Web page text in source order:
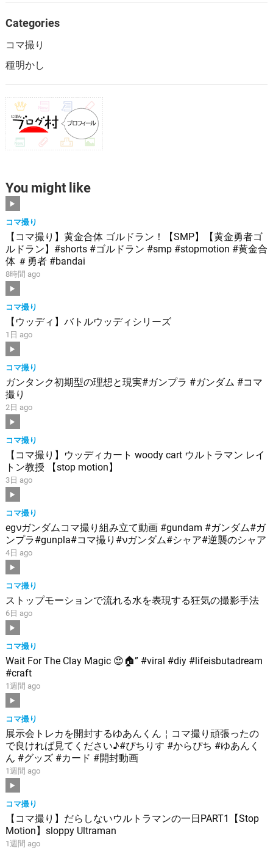
Categories
コマ撮り
種明かし
You might like
コマ撮り
【コマ撮り】黄金合体 ゴルドラン！【SMP】【黄金勇者ゴ
ルドラン】#shorts #ゴルドラン #smp #stopmotion #黄金合
体 ＃勇者 #bandai
8時間 ago
コマ撮り
【ウッディ】バトルウッディシリーズ
1日 ago
コマ撮り
ガンタンク初期型の理想と現実#ガンプラ #ガンダム #コマ
撮り
2日 ago
コマ撮り
【コマ撮り】ウッディカート woody cart ウルトラマン レイ
トン教授 【stop motion】
3日 ago
コマ撮り
egνガンダムコマ撮り組み立て動画 #gundam #ガンダム#ガ
ンプラ#gunpla#コマ撮り#νガンダム#シャア#逆襲のシャア
4日 ago
コマ撮り
ストップモーションで流れる水を表現する狂気の撮影手法
6日 ago
コマ撮り
Wait For The Clay Magic 😍🏠” #viral #diy #lifeisbutadream
#craft
1週間 ago
コマ撮り
展示会トレカを開封するゆあんくん￤コマ撮り頑張ったの
で良ければ見てください♪#ぴちりす #からぴち #ゆあんく
ん #グッズ #カード #開封動画
1週間 ago
コマ撮り
【コマ撮り】だらしないウルトラマンの一日PART1【Stop
Motion】sloppy Ultraman
1週間 ago